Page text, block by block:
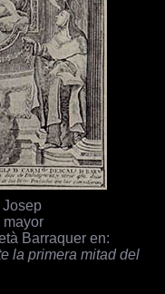
mayor
Barraquer en:
la primera mitad del